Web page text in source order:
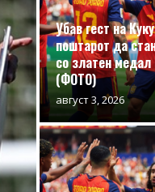
Убав гест на
поштарот да
со златен
(ФОТО)
август 3, 2026